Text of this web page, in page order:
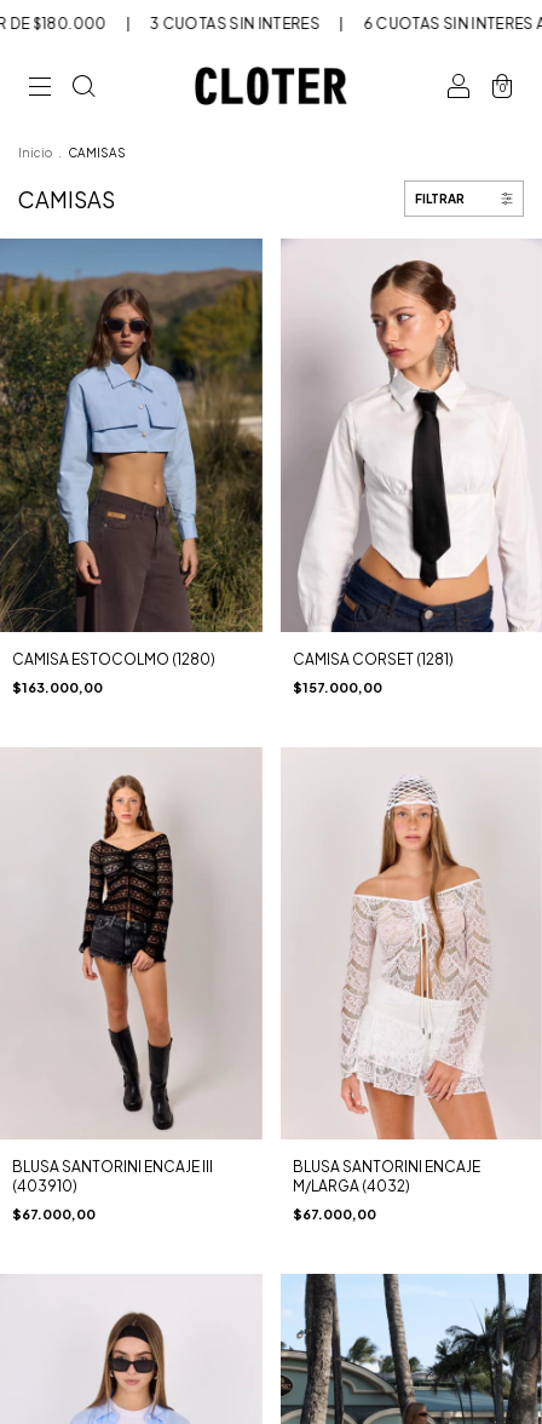
$180.000 | 3 CUOTAS SIN INTERÉS | 6 CUOTAS SIN INTERÉS A
0
Inicio CAMISAS
CAMISAS FILTRAR
CAMISA ESTOCOLMO (1280)
$163.000,00
CAMISA CORSET (1281)
$157.000,00
BLUSA SANTORINI ENCAJE III
(403910)
$67.000,00
BLUSA SANTORINI ENCAJE
M/LARGA (4032)
$67.000,00